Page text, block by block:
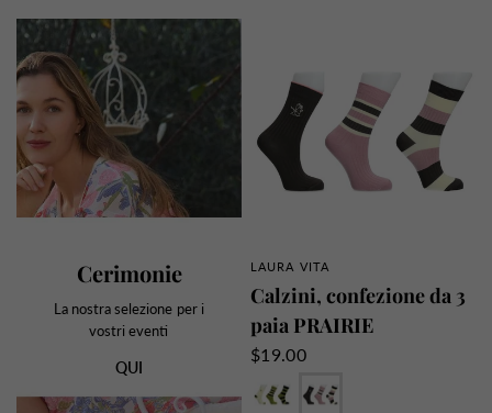
Cerimonie
La nostra selezione per i
vostri eventi
QUI
PANORAMICA RAPIDA
LAURA VITA
Calzini, confezione da 3
paia PRAIRIE
$19.00